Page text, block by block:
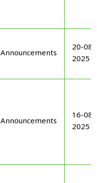
Announcements
20-08-
2025
Announcements
16-08-
2025